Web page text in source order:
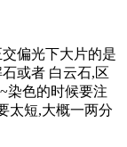
偏光下大片的是
或者 白云石,区
染色的时候要注
太短,大概一两分